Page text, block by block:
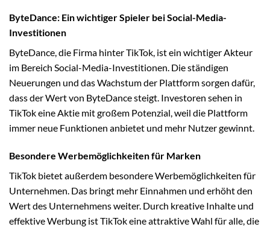
ByteDance: Ein wichtiger Spieler bei Social-Media-
Investitionen
ByteDance, die Firma hinter TikTok, ist ein wichtiger Akteur
im Bereich Social-Media-Investitionen. Die ständigen
Neuerungen und das Wachstum der Plattform sorgen dafür,
dass der Wert von ByteDance steigt. Investoren sehen in
TikTok eine Aktie mit großem Potenzial, weil die Plattform
immer neue Funktionen anbietet und mehr Nutzer gewinnt.
Besondere Werbemöglichkeiten für Marken
TikTok bietet außerdem besondere Werbemöglichkeiten für
Unternehmen. Das bringt mehr Einnahmen und erhöht den
Wert des Unternehmens weiter. Durch kreative Inhalte und
effektive Werbung ist TikTok eine attraktive Wahl für alle, die